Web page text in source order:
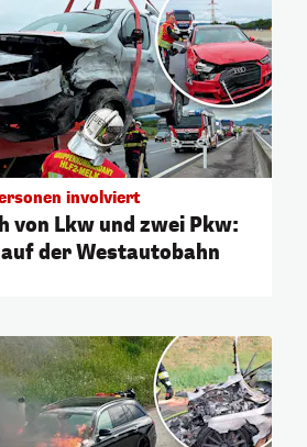
involviert
von Lkw und zwei Pkw:
der Westautobahn